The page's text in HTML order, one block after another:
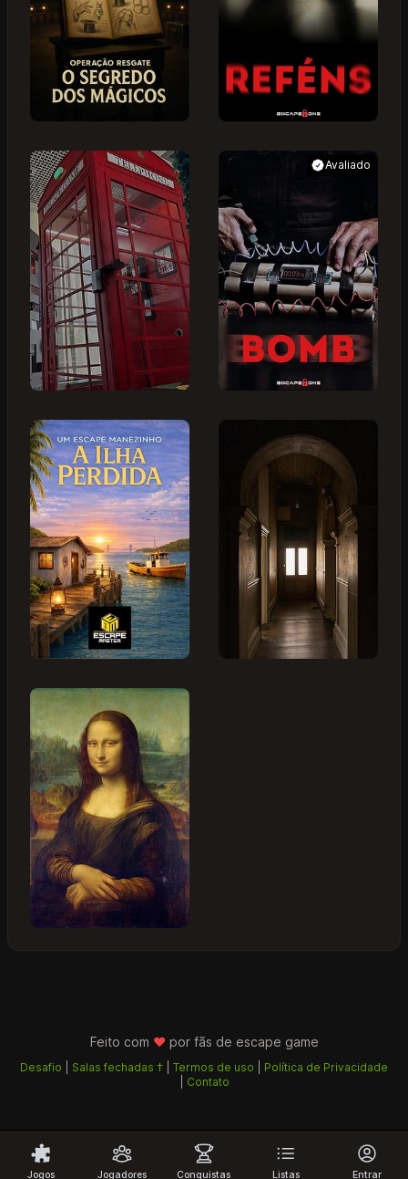
Avaliado
Jogos Jogadores Conquistas Listas Entrar
Feito com ♥por fãs de escape game
Desafio Salas fechadas † Termos de uso
Política de Privacidade
Contato